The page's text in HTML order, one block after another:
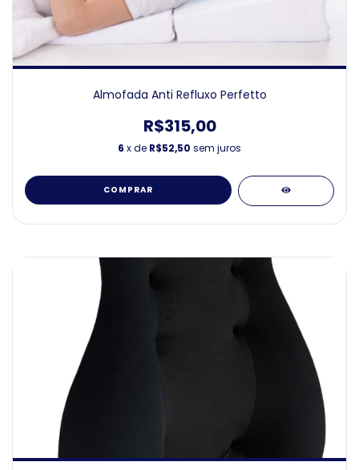
Almofada Anti Refluxo Perfetto
R$315,00
6 x de R$52,50 sem juros
COMPRAR